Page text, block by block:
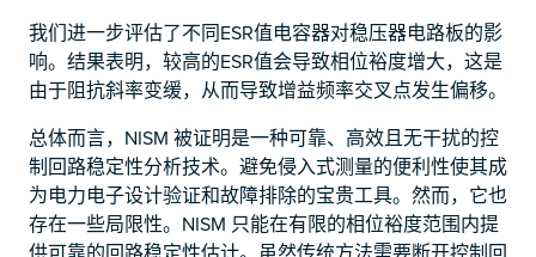
我们进一步评估了不同ESR值电容器对稳压器电路板的影
响。结果表明，较高的ESR值会导致相位裕度增大，这是
由于阻抗斜率变缓，从而导致增益频率交叉点发生偏移。
总体而言，NISM 被证明是一种可靠、高效且无干扰的控
制回路稳定性分析技术。避免侵入式测量的便利性使其成
为电力电子设计验证和故障排除的宝贵工具。然而，它也
存在一些局限性。NISM 只能在有限的相位裕度范围内提